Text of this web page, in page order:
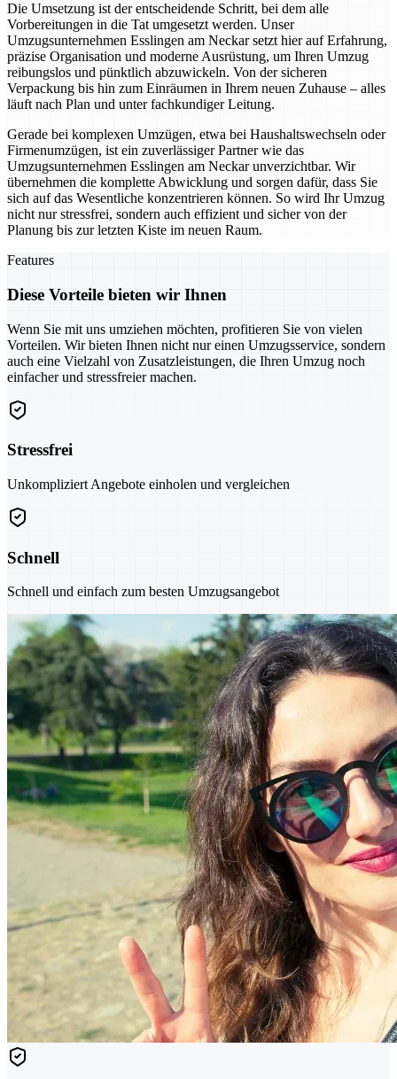
Die Umsetzung ist der entscheidende Schritt, bei dem alle
Vorbereitungen in die Tat umgesetzt werden. Unser
Umzugsunternehmen Esslingen am Neckar setzt hier auf Erfahrung,
präzise Organisation und moderne Ausrüstung, um Ihren Umzug
reibungslos und pünktlich abzuwickeln. Von der sicheren
Verpackung bis hin zum Einräumen in Ihrem neuen Zuhause – alles
läuft nach Plan und unter fachkundiger Leitung.
Gerade bei komplexen Umzügen, etwa bei Haushaltswechseln oder
Firmenumzügen, ist ein zuverlässiger Partner wie das
Umzugsunternehmen Esslingen am Neckar unverzichtbar. Wir
übernehmen die komplette Abwicklung und sorgen dafür, dass Sie
sich auf das Wesentliche konzentrieren können. So wird Ihr Umzug
nicht nur stressfrei, sondern auch effizient und sicher von der
Planung bis zur letzten Kiste im neuen Raum.
Features
Diese Vorteile bieten wir Ihnen
Wenn Sie mit uns umziehen möchten, profitieren Sie von vielen
Vorteilen. Wir bieten Ihnen nicht nur einen Umzugsservice, sondern
auch eine Vielzahl von Zusatzleistungen, die Ihren Umzug noch
einfacher und stressfreier machen.
Stressfrei
Unkompliziert Angebote einholen und vergleichen
Schnell
Schnell und einfach zum besten Umzugsangebot